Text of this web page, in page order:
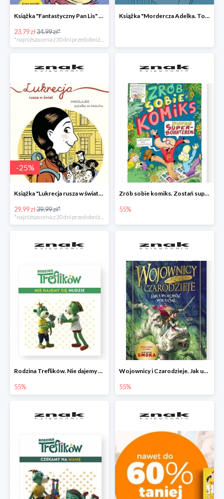
Książka "Fantastyczny Pan Lis" -32%
23.79 zł34.99 zł*
Książka "Mordercza Adelka. To się wszystko źle skończy" -32%
-25%
Książka "Lukrecja rusza w świat" -25%
29.99 zł39.99 zł*
*najniższa cena z 30 dni przed obniżką
Zrób sobie komiks. Zostań superbohaterem
55%
Rodzina Treflików. Nie dajemy się nudzie!
55%
Wojownicy i Czarodzieje. Jak upolować wiedźmę
55%